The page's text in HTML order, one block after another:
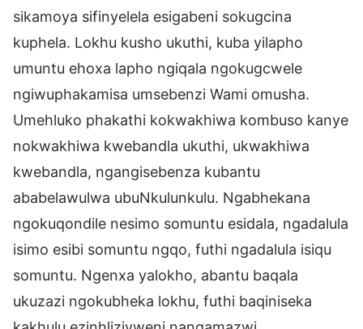
sikamoya sifinyelela esigabeni sokugcina
kuphela. Lokhu kusho ukuthi, kuba yilapho
umuntu ehoxa lapho ngiqala ngokugcwele
ngiwuphakamisa umsebenzi Wami omusha.
Umehluko phakathi kokwakhiwa kombuso kanye
nokwakhiwa kwebandla ukuthi, ukwakhiwa
kwebandla, ngangisebenza kubantu
ababelawulwa ubuNkulunkulu. Ngabhekana
ngokuqondile nesimo somuntu esidala, ngadalula
isimo esibi somuntu ngqo, futhi ngadalula isiqu
somuntu. Ngenxa yalokho, abantu baqala
ukuzazi ngokubheka lokhu, futhi baqiniseka